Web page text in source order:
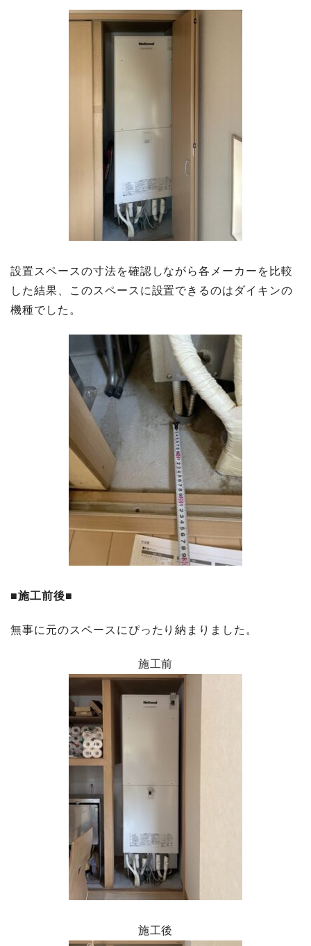
設置スペースの寸法を確認しながら各メーカーを比較
した結果、このスペースに設置できるのはダイキンの
機種でした。
■施工前後■
無事に元のスペースにぴったり納まりました。
施工前
施工後